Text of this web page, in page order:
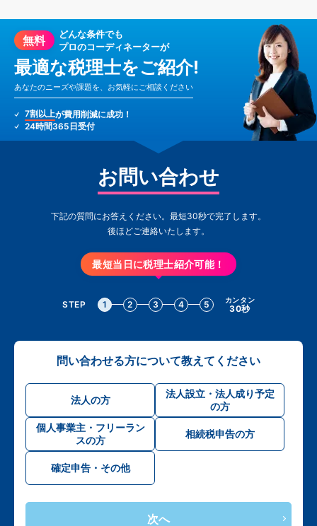
無料
どんな条件でも
プロのコーディネーターが
最適な税理士をご紹介!
あなたのニーズや課題を、お気軽にご相談ください
7割以上が費用削減に成功！
24時間365日受付
お問い合わせ
下記の質問にお答えください。最短30秒で完了します。
後ほどご連絡いたします。
最短当日に税理士紹介可能！
STEP 1 2 3 4 5 カンタン
30秒
問い合わせる方について教えてください
法人の方
法人設立・法人成り予定
の方
個人事業主・フリーラン
スの方
相続税申告の方
確定申告・その他
次へ